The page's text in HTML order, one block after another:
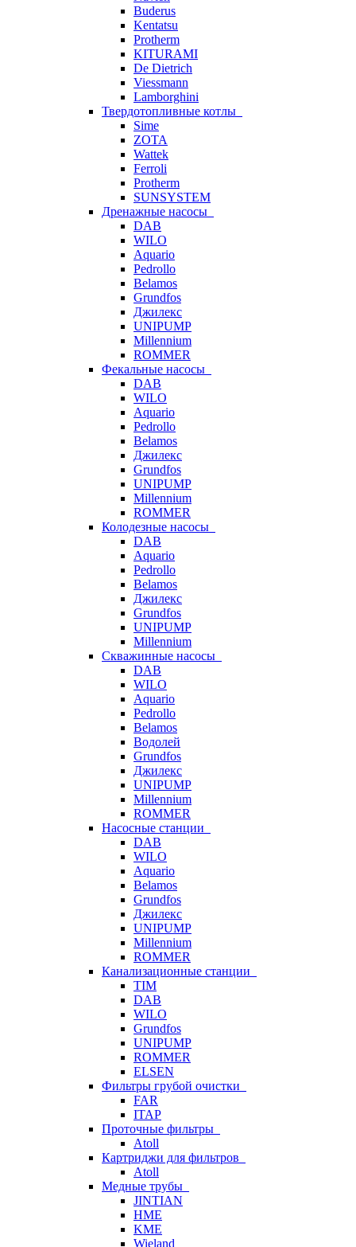
Buderus
Kentatsu
Protherm
KITURAMI
De Dietrich
Viessmann
Lamborghini
Твердотопливные котлы
Sime
ZOTA
Wattek
Ferroli
Protherm
SUNSYSTEM
Дренажные насосы
DAB
WILO
Aquario
Pedrollo
Belamos
Grundfos
Джилекс
UNIPUMP
Millennium
ROMMER
Фекальные насосы
DAB
WILO
Aquario
Pedrollo
Belamos
Джилекс
Grundfos
UNIPUMP
Millennium
ROMMER
Колодезные насосы
DAB
Aquario
Pedrollo
Belamos
Джилекс
Grundfos
UNIPUMP
Millennium
Скважинные насосы
DAB
WILO
Aquario
Pedrollo
Belamos
Водолей
Grundfos
Джилекс
UNIPUMP
Millennium
ROMMER
Насосные станции
DAB
WILO
Aquario
Belamos
Grundfos
Джилекс
UNIPUMP
Millennium
ROMMER
Канализационные станции
TIM
DAB
WILO
Grundfos
UNIPUMP
ROMMER
ELSEN
Фильтры грубой очистки
FAR
ITAP
Проточные фильтры
Atoll
Картриджи для фильтров
Atoll
Медные трубы
JINTIAN
HME
KME
Wieland